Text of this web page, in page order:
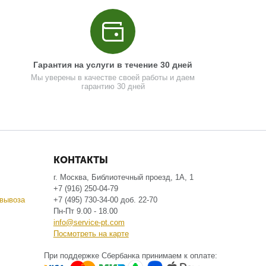
Гарантия на услуги в течение 30 дней
Мы уверены в качестве своей работы и даем
гарантию 30 дней
КОНТАКТЫ
г. Москва, Библиотечный проезд, 1А, 1
+7 (916) 250-04-79
+7 (495) 730-34-00 доб. 22-70
Пн-Пт 9.00 - 18.00
info@service-pt.com
Посмотреть на карте
При поддержке Сбербанка принимаем к оплате: